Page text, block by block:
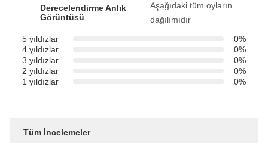
Derecelendirme Anlık
Görüntüsü
Aşağıdaki tüm oyların
dağılımıdır
5 yıldızlar
0%
4 yıldızlar
0%
3 yıldızlar
0%
2 yıldızlar
0%
1 yıldızlar
0%
Tüm İncelemeler